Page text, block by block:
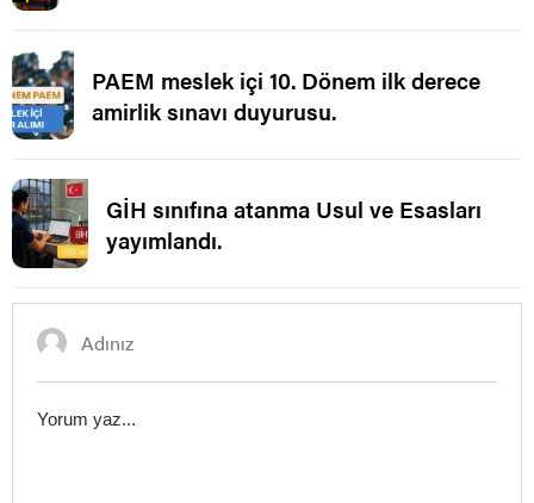
PAEM meslek içi 10. Dönem ilk derece
amirlik sınavı duyurusu.
GİH sınıfına atanma Usul ve Esasları
yayımlandı.